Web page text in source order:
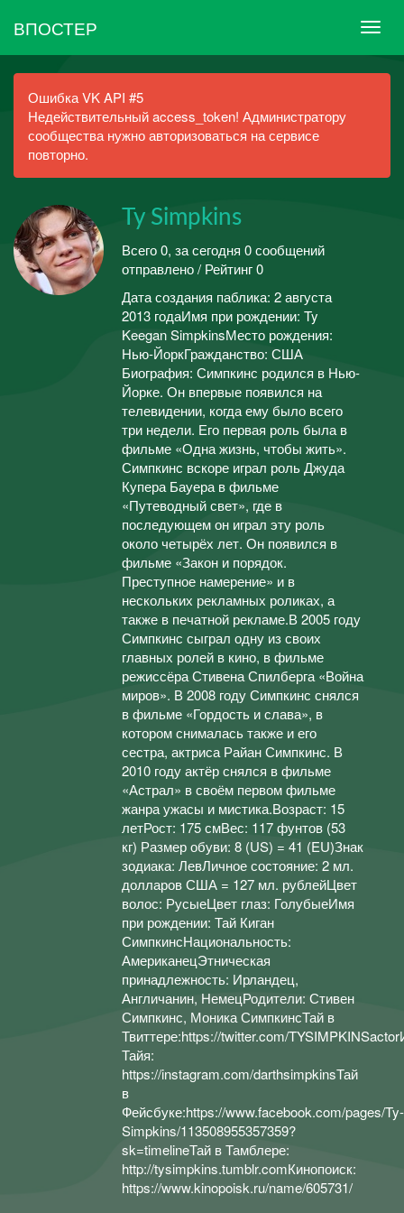
ВПОСТЕР
Ошибка VK API #5
Недействительный access_token! Администратору
сообщества нужно авторизоваться на сервисе
повторно.
Ty Simpkins
Всего 0, за сегодня 0 сообщений
отправлено / Рейтинг 0
Дата создания паблика: 2 августа
2013 годаИмя при рождении: Ty
Keegan SimpkinsМесто рождения:
Нью-ЙоркГражданство: США
Биография: Симпкинс родился в Нью-
Йорке. Он впервые появился на
телевидении, когда ему было всего
три недели. Его первая роль была в
фильме «Одна жизнь, чтобы жить».
Симпкинс вскоре играл роль Джуда
Купера Бауера в фильме
«Путеводный свет», где в
последующем он играл эту роль
около четырёх лет. Он появился в
фильме «Закон и порядок.
Преступное намерение» и в
нескольких рекламных роликах, а
также в печатной рекламе.В 2005 году
Симпкинс сыграл одну из своих
главных ролей в кино, в фильме
режиссёра Стивена Спилберга «Война
миров». В 2008 году Симпкинс снялся
в фильме «Гордость и слава», в
котором снималась также и его
сестра, актриса Райан Симпкинс. В
2010 году актёр снялся в фильме
«Астрал» в своём первом фильме
жанра ужасы и мистика.Возраст: 15
летРост: 175 смВес: 117 фунтов (53
кг) Размер обуви: 8 (US) = 41 (EU)Знак
зодиака: ЛевЛичное состояние: 2 мл.
долларов США = 127 мл. рублейЦвет
волос: РусыеЦвет глаз: ГолубыеИмя
при рождении: Тай Киган
СимпкинсНациональность:
АмериканецЭтническая
принадлежность: Ирландец,
Англичанин, НемецРодители: Стивен
Симпкинс, Моника СимпкинсТай в
Твиттере:https://twitter.com/
Тайя:
https://instagram.com/darthsimpkinsТай
в
Фейсбуке:https://www.facebook.com/pages/Ty-
Simpkins/113508955357359?
sk=timelineТай в Тамблере:
http://tysimpkins.tumblr.comКинопоиск:
https://www.kinopoisk.ru/name/605731/